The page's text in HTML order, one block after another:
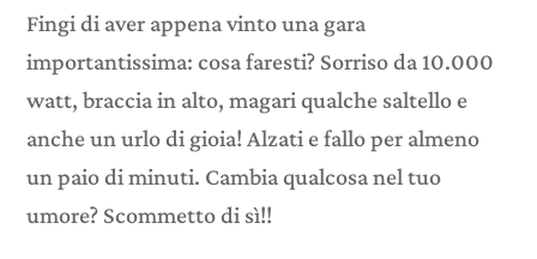
Fingi di aver appena vinto una gara
importantissima: cosa faresti? Sorriso da 10.000
watt, braccia in alto, magari qualche saltello e
anche un urlo di gioia! Alzati e fallo per almeno
un paio di minuti. Cambia qualcosa nel tuo
umore? Scommetto di sì!!